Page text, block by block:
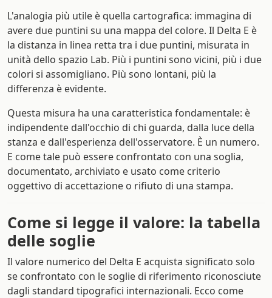
L'analogia più utile è quella cartografica: immagina di
avere due puntini su una mappa del colore. Il Delta E è
la distanza in linea retta tra i due puntini, misurata in
unità dello spazio Lab. Più i puntini sono vicini, più i due
colori si assomigliano. Più sono lontani, più la
differenza è evidente.
Questa misura ha una caratteristica fondamentale: è
indipendente dall'occhio di chi guarda, dalla luce della
stanza e dall'esperienza dell'osservatore. È un numero.
E come tale può essere confrontato con una soglia,
documentato, archiviato e usato come criterio
oggettivo di accettazione o rifiuto di una stampa.
Come si legge il valore: la tabella
delle soglie
Il valore numerico del Delta E acquista significato solo
se confrontato con le soglie di riferimento riconosciute
dagli standard tipografici internazionali. Ecco come